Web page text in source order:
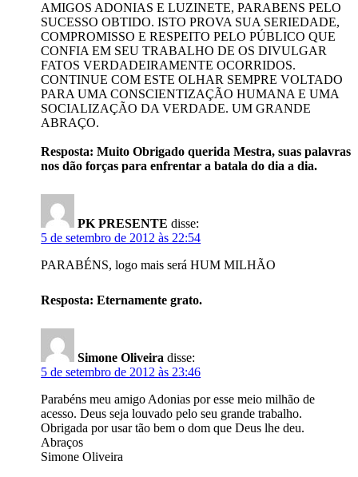
AMIGOS ADONIAS E LUZINETE, PARABENS PELO
SUCESSO OBTIDO. ISTO PROVA SUA SERIEDADE,
COMPROMISSO E RESPEITO PELO PÚBLICO QUE
CONFIA EM SEU TRABALHO DE OS DIVULGAR
FATOS VERDADEIRAMENTE OCORRIDOS.
CONTINUE COM ESTE OLHAR SEMPRE VOLTADO
PARA UMA CONSCIENTIZAÇÃO HUMANA E UMA
SOCIALIZAÇÃO DA VERDADE. UM GRANDE
ABRAÇO.
Resposta: Muito Obrigado querida Mestra, suas palavras
nos dão forças para enfrentar a batala do dia a dia.
PK PRESENTE disse:
5 de setembro de 2012 às 22:54
PARABÉNS, logo mais será HUM MILHÃO
Resposta: Eternamente grato.
Simone Oliveira disse:
5 de setembro de 2012 às 23:46
Parabéns meu amigo Adonias por esse meio milhão de
acesso. Deus seja louvado pelo seu grande trabalho.
Obrigada por usar tão bem o dom que Deus lhe deu.
Abraços
Simone Oliveira